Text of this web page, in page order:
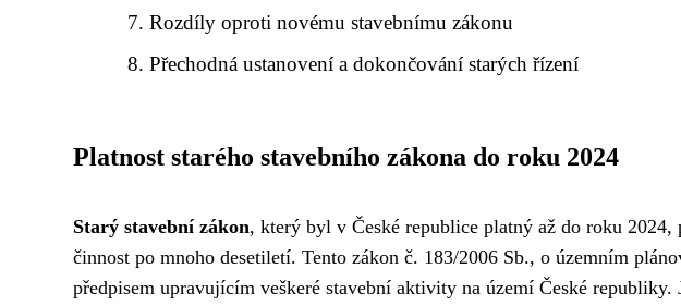
Rozdíly oproti novému stavebnímu zákonu
Přechodná ustanovení a dokončování starých řízení
Platnost starého stavebního zákona do roku 2024
Starý stavební zákon, který byl v České republice platný až do roku 2024,
činnost po mnoho desetiletí. Tento zákon č. 183/2006 Sb., o územním
předpisem upravujícím veškeré stavební aktivity na území České republiky.